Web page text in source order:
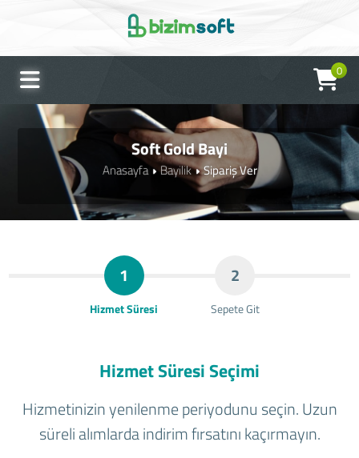
0
Soft Gold Bayi
Anasayfa Bayilik Sipariş Ver
1
Hizmet Süresi
2
Sepete Git
Hizmet Süresi Seçimi
Hizmetinizin yenilenme periyodunu seçin. Uzun
süreli alımlarda indirim fırsatını kaçırmayın.